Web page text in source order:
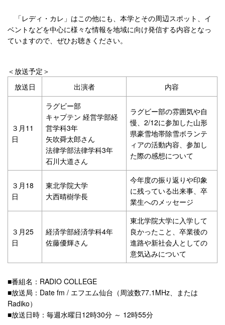
「レディ・カレ」はこの他にも、本学とその周辺スポット、イ
ベントなどを中心に様々な情報を地域に向け発信する内容となっ
ていますので、ぜひお聴きください。
＜放送予定＞
放送日
出演者 内容
３月11
日
ラグビー部
キャプテン 経営学部経
営学科3年
矢吹舜太郎さん
法律学部法律学科3年
石川大道さん
ラグビー部の雰囲気や自
慢、2/12に参加した山形
県豪雪地帯除雪ボランテ
ィアの活動内容、参加し
た際の感想について
３月18
日
東北学院大学
大西晴樹学長
今年度の振り返りや印象
に残っている出来事、卒
業生へのメッセージ
３月25
日
経済学部経済学科4年
佐藤優輝さん
東北学院大学に入学して
良かったこと、卒業後の
進路や新社会人としての
意気込みについて
■番組名：RADIO COLLEGE
■放送局：Date fm / エフエム仙台（周波数77.1MHz、または
Radiko）
■放送日時：毎週水曜日12時30分 ～ 12時55分